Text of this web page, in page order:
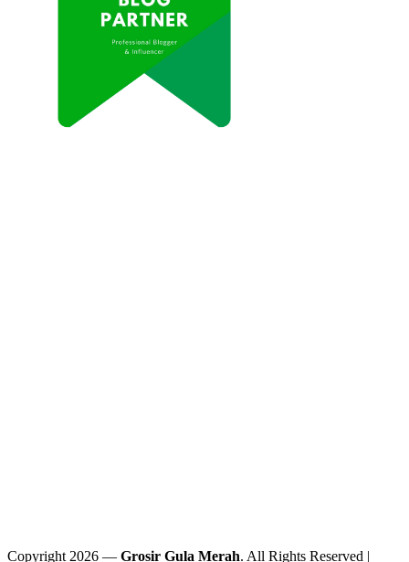
Copyright 2026 — Grosir Gula Merah. All Rights Reserved |